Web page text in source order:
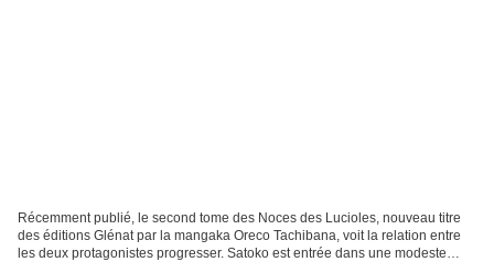
Récemment publié, le second tome des Noces des Lucioles, nouveau titre
des éditions Glénat par la mangaka Oreco Tachibana, voit la relation entre
les deux protagonistes progresser. Satoko est entrée dans une modeste